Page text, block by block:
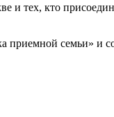
и тех, кто
приемной семьи» и